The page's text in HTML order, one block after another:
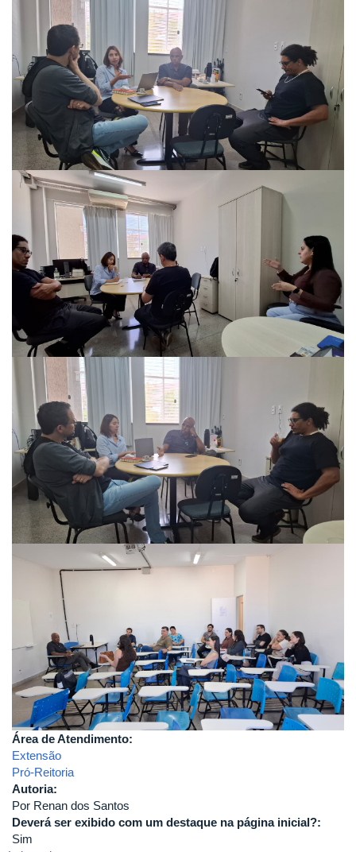
Área de Atendimento:
Extensão
Pró-Reitoria
Autoria:
Por Renan dos Santos
Deverá ser exibido com um destaque na página inicial?:
Sim